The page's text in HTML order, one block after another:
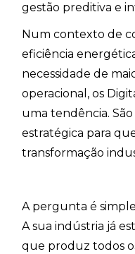
gestão preditiva e
Num contexto de
eficiência
necessidade de
operacional, os
uma tendência.
estratégica para
transformação
A pergunta é
A sua indústria já
que produz todos